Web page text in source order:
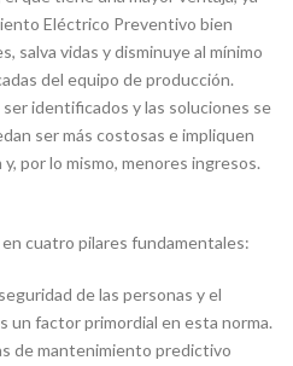
Eléctrico Preventivo bien
salva vidas y disminuye al mínimo
del equipo de producción.
identificados y las soluciones se
ser más costosas e impliquen
por lo mismo, menores ingresos.
en cuatro pilares fundamentales:
de las personas y el
un factor primordial en esta norma.
de mantenimiento predictivo